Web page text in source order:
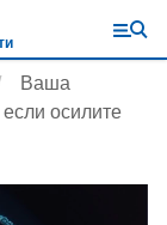
Ваша
осилите